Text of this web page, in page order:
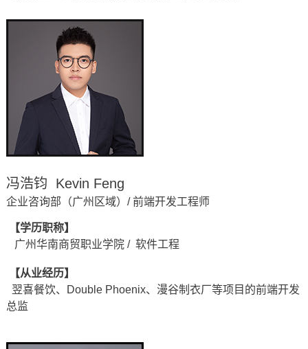
冯浩钧 Kevin Feng
企业咨询部（广州区域）/ 前端开发工程师
【学历职称】
广州华南商贸职业学院 / 软件工程
【从业经历】
翌喜餐饮、Double Phoenix、漫谷制衣厂等项目的前端开发
总监